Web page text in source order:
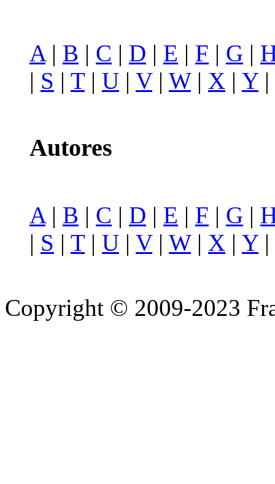
A | B | C | D | E | F | G |
| S | T| U | V| W| X | Y|
Autores
A| B | C | D | E | F | G |
| S | T| U | V| W| X | Y|
Copyright © 2009-2023